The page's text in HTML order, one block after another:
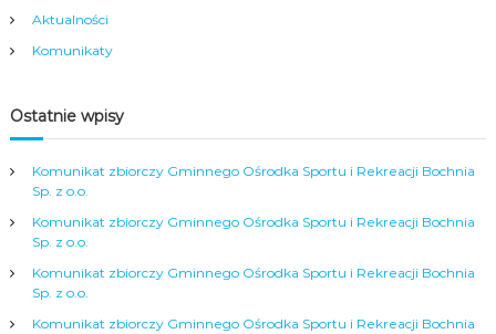
Aktualności
Komunikaty
Ostatnie wpisy
Komunikat zbiorczy Gminnego Ośrodka Sportu i Rekreacji Bochnia
Sp. z o.o.
Komunikat zbiorczy Gminnego Ośrodka Sportu i Rekreacji Bochnia
Sp. z o.o.
Komunikat zbiorczy Gminnego Ośrodka Sportu i Rekreacji Bochnia
Sp. z o.o.
Komunikat zbiorczy Gminnego Ośrodka Sportu i Rekreacji Bochnia